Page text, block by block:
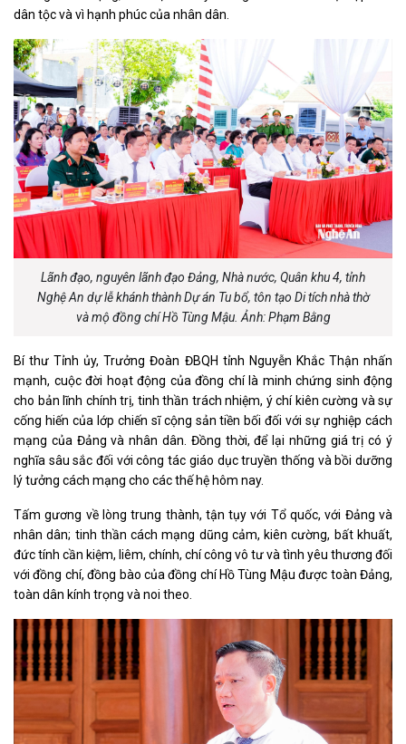
dân tộc và vì hạnh phúc của nhân dân.
Lãnh đạo, nguyên lãnh đạo Đảng, Nhà nước, Quân khu 4, tỉnh
Nghệ An dự lễ khánh thành Dự án Tu bổ, tôn tạo Di tích nhà thờ
và mộ đồng chí Hồ Tùng Mậu. Ảnh: Phạm Bằng
Bí thư Tỉnh ủy, Trưởng Đoàn ĐBQH tỉnh Nguyễn Khắc Thận nhấn
mạnh, cuộc đời hoạt động của đồng chí là minh chứng sinh động
cho bản lĩnh chính trị, tinh thần trách nhiệm, ý chí kiên cường và sự
cống hiến của lớp chiến sĩ cộng sản tiền bối đối với sự nghiệp cách
mạng của Đảng và nhân dân. Đồng thời, để lại những giá trị có ý
nghĩa sâu sắc đối với công tác giáo dục truyền thống và bồi dưỡng
lý tưởng cách mạng cho các thế hệ hôm nay.
Tấm gương về lòng trung thành, tận tụy với Tổ quốc, với Đảng và
nhân dân; tinh thần cách mạng dũng cảm, kiên cường, bất khuất,
đức tính cần kiệm, liêm, chính, chí công vô tư và tình yêu thương đối
với đồng chí, đồng bào của đồng chí Hồ Tùng Mậu được toàn Đảng,
toàn dân kính trọng và noi theo.